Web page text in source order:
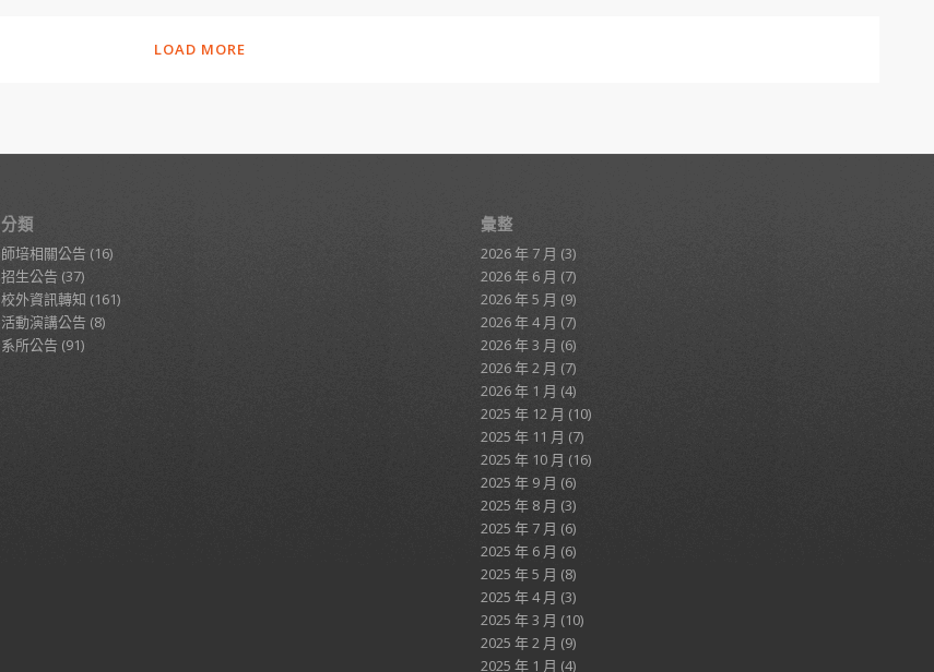
LOAD MORE
分類
師培相關公告(16)
招生公告 (37)
校外資訊轉知 (161)
活動演講公告 (8)
系所公告(91)
彙整
2026 年 7 月 (3)
2026 年 6 月 (7)
2026 年 5 月 (9)
2026 年 4 月 (7)
2026 年 3 月 (6)
2026 年 2 月 (7)
2026 年 1 月 (4)
2025 年 12 月 (10)
2025 年 11 月 (7)
2025 年 10 月 (16)
2025 年 9 月 (6)
2025 年 8 月 (3)
2025 年 7 月 (6)
2025 年 6 月 (6)
2025 年 5 月 (8)
2025 年 4 月 (3)
2025 年 3 月 (10)
2025 年 2 月 (9)
2025 年 1 月 (4)